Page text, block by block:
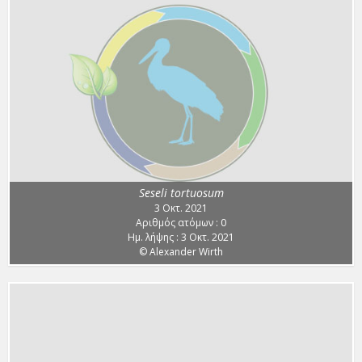
Seseli tortuosum
3 Οκτ. 2021
Αριθμός ατόμων : 0
Ημ. λήψης : 3 Οκτ. 2021
© Alexander Wirth